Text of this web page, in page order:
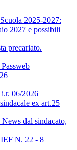
2025-2027:
2027 e possibili
precariato.
06/2026
ex art.25
dal sindacato,
N. 22 - 8